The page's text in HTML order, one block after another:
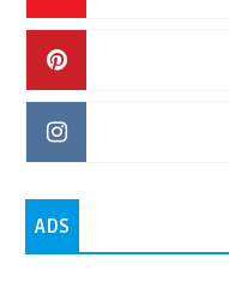
ADS